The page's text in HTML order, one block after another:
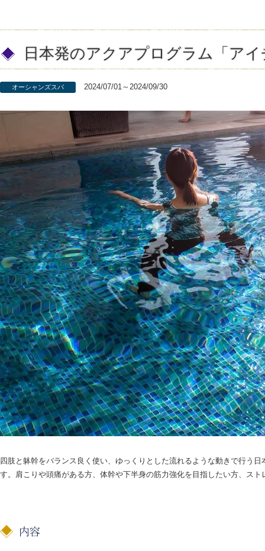
日本発のアクアプログラム「ア
オーシャンズスパ 2024/07/01～2024/09/30
四肢と躰幹をバランス良く使い、ゆっくりとした流れるような動きで行う
す。肩こりや頭痛がある方、体幹や下半身の筋力強化を目指したい方、ス